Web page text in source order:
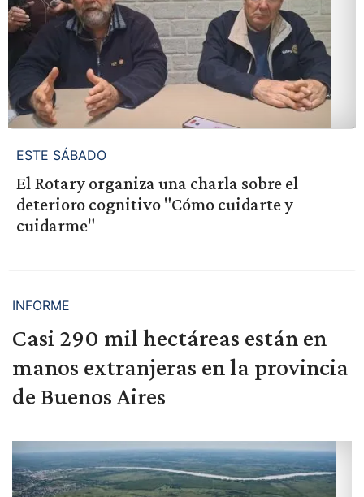
ESTE SÁBADO
El Rotary organiza una charla sobre el
deterioro cognitivo "Cómo cuidarte y
cuidarme"
INFORME
Casi 290 mil hectáreas están en
manos extranjeras en la provincia
de Buenos Aires